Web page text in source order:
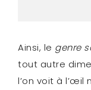
Ainsi, le genre
tout autre
l’on voit à l’œil